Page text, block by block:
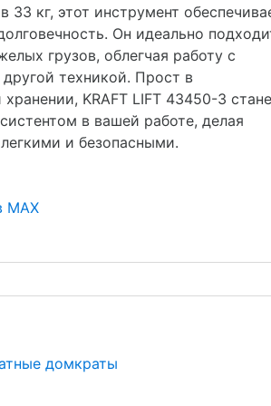
33 кг, этот инструмент
Он идеально
грузов, облегчая работу с
техникой. Прост в
KRAFT LIFT 43450-3
в вашей работе, делая
и безопасными.
MAX
домкраты